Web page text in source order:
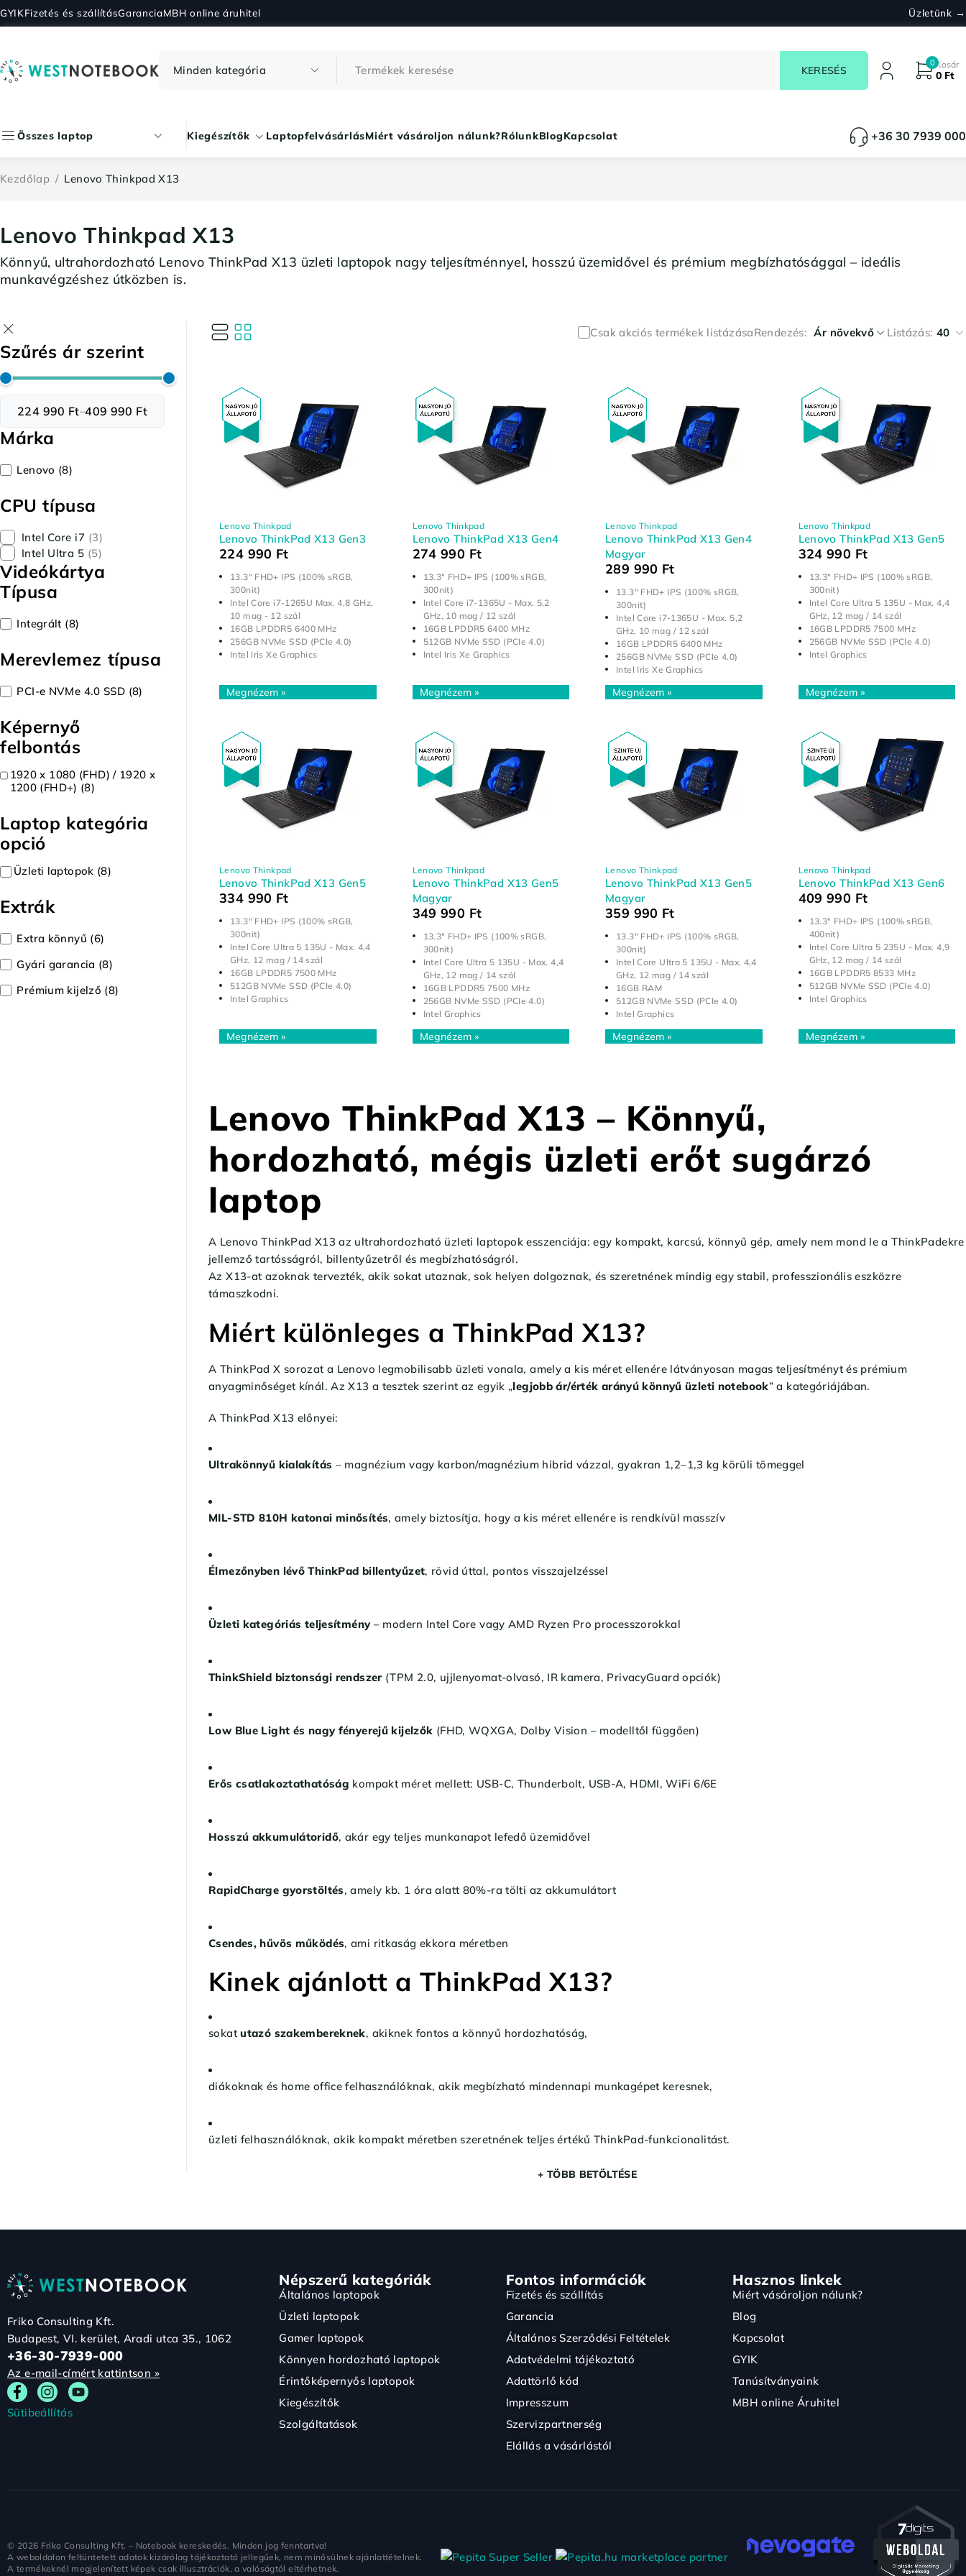
GYIKFizetés és szállításGaranciaMBH online áruhitel Üzletünk →
0Kosár
0 Ft
Összes laptop Kiegészítők LaptopfelvásárlásMiért vásároljon nálunk?RólunkBlogKapcsolat +36 30 7939 000
Lenovo Thinkpad X13
Kezdőlap / Lenovo Thinkpad X13
Könnyű, ultrahordozható Lenovo ThinkPad X13 üzleti laptopok nagy teljesítménnyel, hosszú üzemidővel és prémium megbízhatósággal – ideális
munkavégzéshez útközben is.
Szűrés ár szerint
224 990 Ft–409 990 Ft
Márka
Lenovo (8)
CPU típusa
Intel Core i7 (3)
Intel Ultra 5 (5)
Videókártya
Típusa
Integrált (8)
Merevlemez típusa
PCI-e NVMe 4.0 SSD (8)
Képernyő
felbontás
1920 x 1080 (FHD) / 1920 x
1200 (FHD+) (8)
Laptop kategória
opció
Üzleti laptopok (8)
Extrák
Extra könnyű (6)
Gyári garancia (8)
Prémium kijelző (8)
Csak akciós termékek listázásaRendezés Ár növekvő Listázás: 40
13.3" FHD+ IPS (100% sRGB,
300nit)
Intel Core i7-1265U Max. 4,8 GHz,
10 mag - 12 szál
16GB LPDDR5 6400 MHz
256GB NVMe SSD (PCIe 4.0)
Intel Iris Xe Graphics
Lenovo Thinkpad
Lenovo ThinkPad X13 Gen3
224 990 Ft
13.3" FHD+ IPS (100% sRGB,
300nit)
Intel Core i7-1365U - Max. 5,2
GHz, 10 mag / 12 szál
16GB LPDDR5 6400 MHz
512GB NVMe SSD (PCIe 4.0)
Intel Iris Xe Graphics
Lenovo Thinkpad
Lenovo ThinkPad X13 Gen4
274 990 Ft
13.3" FHD+ IPS (100% sRGB,
300nit)
Intel Core i7-1365U - Max. 5,2
GHz, 10 mag / 12 szál
16GB LPDDR5 6400 MHz
256GB NVMe SSD (PCIe 4.0)
Intel Iris Xe Graphics
Lenovo Thinkpad
Lenovo ThinkPad X13 Gen4
Magyar
289 990 Ft
13.3" FHD+ IPS (100% sRGB,
300nit)
Intel Core Ultra 5 135U - Max. 4,4
GHz, 12 mag / 14 szál
16GB LPDDR5 7500 MHz
256GB NVMe SSD (PCIe 4.0)
Intel Graphics
Lenovo Thinkpad
Lenovo ThinkPad X13 Gen5
324 990 Ft
13.3" FHD+ IPS (100% sRGB,
300nit)
Intel Core Ultra 5 135U - Max. 4,4
GHz, 12 mag / 14 szál
16GB LPDDR5 7500 MHz
512GB NVMe SSD (PCIe 4.0)
Intel Graphics
Lenovo Thinkpad
Lenovo ThinkPad X13 Gen5
334 990 Ft
13.3" FHD+ IPS (100% sRGB,
300nit)
Intel Core Ultra 5 135U - Max. 4,4
GHz, 12 mag / 14 szál
16GB LPDDR5 7500 MHz
256GB NVMe SSD (PCIe 4.0)
Intel Graphics
Lenovo Thinkpad
Lenovo ThinkPad X13 Gen5
Magyar
349 990 Ft
13.3" FHD+ IPS (100% sRGB,
300nit)
Intel Core Ultra 5 135U - Max. 4,4
GHz, 12 mag / 14 szál
16GB RAM
512GB NVMe SSD (PCIe 4.0)
Intel Graphics
Lenovo Thinkpad
Lenovo ThinkPad X13 Gen5
Magyar
359 990 Ft
13.3" FHD+ IPS (100% sRGB,
400nit)
Intel Core Ultra 5 235U - Max. 4,9
GHz, 12 mag / 14 szál
16GB LPDDR5 8533 MHz
512GB NVMe SSD (PCIe 4.0)
Intel Graphics
Lenovo Thinkpad
Lenovo ThinkPad X13 Gen6
409 990 Ft
Lenovo ThinkPad X13 – Könnyű,
hordozható, mégis üzleti erőt sugárzó
laptop
A Lenovo ThinkPad X13 az ultrahordozható üzleti laptopok esszenciája: egy kompakt, karcsú, könnyű gép, amely nem mond le a ThinkPadekre
jellemző tartósságról, billentyűzetről és megbízhatóságról.
Az X13-at azoknak tervezték, akik sokat utaznak, sok helyen dolgoznak, és szeretnének mindig egy stabil, professzionális eszközre
támaszkodni.
Miért különleges a ThinkPad X13?
A ThinkPad X sorozat a Lenovo legmobilisabb üzleti vonala, amely a kis méret ellenére látványosan magas teljesítményt és prémium
anyagminőséget kínál. Az X13 a tesztek szerint az egyik „legjobb ár/érték arányú könnyű üzleti notebook” a kategóriájában.
A ThinkPad X13 előnyei:
Ultrakönnyű kialakítás – magnézium vagy karbon/magnézium hibrid vázzal, gyakran 1,2–1,3 kg körüli tömeggel
MIL-STD 810H katonai minősítés, amely biztosítja, hogy a kis méret ellenére is rendkívül masszív
Élmezőnyben lévő ThinkPad billentyűzet, rövid úttal, pontos visszajelzéssel
Üzleti kategóriás teljesítmény– modern Intel Core vagy AMD Ryzen Pro processzorokkal
ThinkShield biztonsági rendszer(TPM 2.0, ujjlenyomat-olvasó, IR kamera, PrivacyGuard opciók)
Low Blue Light és nagy fényerejű kijelzők (FHD, WQXGA, Dolby Vision – modelltől függően)
Erős csatlakoztathatóság kompakt méret mellett: USB-C, Thunderbolt, USB-A, HDMI, WiFi 6/6E
Hosszú akkumulátoridő, akár egy teljes munkanapot lefedő üzemidővel
RapidCharge gyorstöltés, amely kb. 1 óra alatt 80%-ra tölti az akkumulátort
Csendes, hűvös működés, ami ritkaság ekkora méretben
Kinek ajánlott a ThinkPad X13?
sokatutazó szakembereknek, akiknek fontos a könnyű hordozhatóság,
diákoknak és home office felhasználóknak, akik megbízható mindennapi munkagépet keresnek,
üzleti felhasználóknak, akik kompakt méretben szeretnének teljes értékű ThinkPad-funkcionalitást.
+ TÖBB BETÖLTÉSE
Friko Consulting Kft.
Budapest, VI. kerület, Aradi utca 35., 1062
+36-30-7939-000
Az e-mail-címért kattintson »
Sütibeállítás
Népszerű kategóriák
Általános laptopok
Üzleti laptopok
Gamer laptopok
Könnyen hordozható laptopok
Érintőképernyős laptopok
Kiegészítők
Szolgáltatások
Fontos információk
Fizetés és szállítás
Garancia
Általános Szerződési Feltételek
Adatvédelmi tájékoztató
Adattörlő kód
Impresszum
Szervizpartnerség
Elállás a vásárlástól
Hasznos linkek
Miért vásároljon nálunk?
Blog
Kapcsolat
GYIK
Tanúsítványaink
MBH online Áruhitel
© 2026 Friko Consulting Kft. – Notebook kereskedés. Minden jog fenntartva!
A weboldalon feltüntetett adatok kizárólag tájékoztató jellegűek, nem minősülnek ajánlattételnek.
A termékeknél megjelenített képek csak illusztrációk, a valóságtól eltérhetnek.
marketplace partner